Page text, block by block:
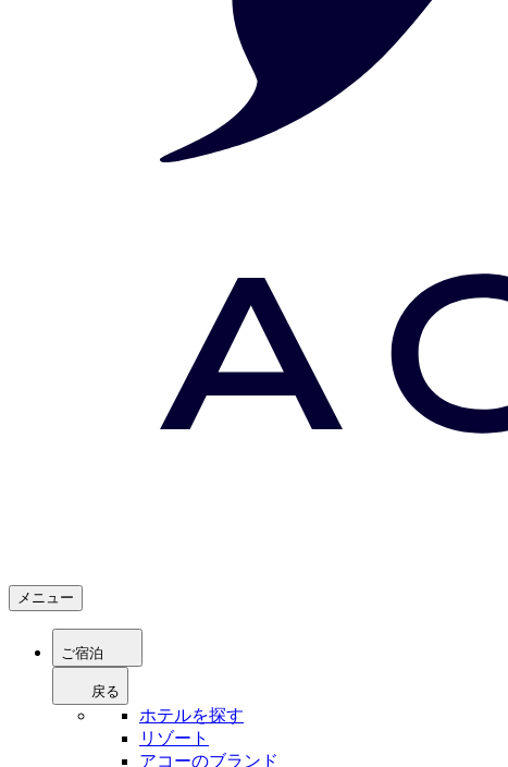
メニュー
ご宿泊
戻る
ホテルを探す
リゾート
アコーのブランド